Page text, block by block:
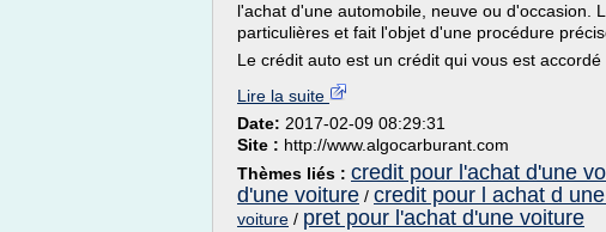
l'achat d'une automobile, neuve ou d'occasion.
particulières et fait l'objet d'une procédure
Le crédit auto est un crédit qui vous est accordé
Lire la suite
Date: 2017-02-09 08:29:31
Site : http://www.algocarburant.com
Thèmes liés : credit pour l'achat d'une
d'une voiture / credit pour l achat d
voiture / pret pour l'achat d'une voiture